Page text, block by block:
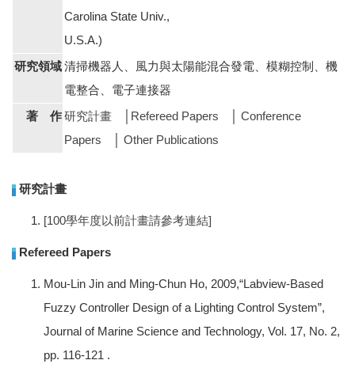
Carolina State Univ.,
U.S.A.)
研究領域清掃機器人、風力與太陽能混合發電、模糊控制、機
電整合、電子連接器
著 作研究計畫 Refereed Papers
Conference
Papers
Other Publications
研究計畫
[100學年度以前計畫請參考連結]
Refereed Papers
Mou-Lin Jin and Ming-Chun Ho, 2009,“Labview-Based
Fuzzy Controller Design of a Lighting Control System”,
Journal of Marine Science and Technology, Vol. 17, No. 2,
pp. 116-121 .